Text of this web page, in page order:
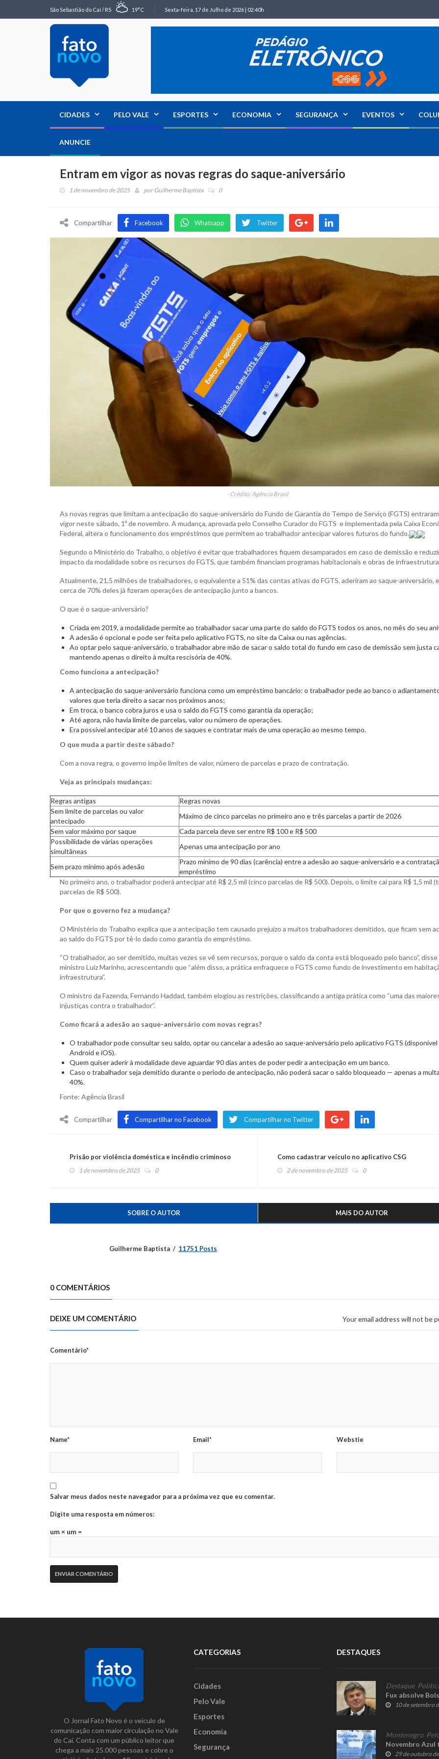
São Sebastião do Caí / RS 19°C Sexta-feira, 17 de Julho de 2026 | 02:40h
CIDADES PELO VALE ESPORTES ECONOMIA SEGURANÇA EVENTOS
ANUNCIE
Entram em vigor as novas regras do saque-aniversário
1 de novembro de 2025 porGuilherme Baptista 0
Compartilhar Facebook Whatsapp Twitter
- Crédito: Agência Brasil
As novas regras que limitam a antecipação do saque-aniversário do Fundo de Garantia do Tempo de Serviço (FGTS)
vigor neste sábado, 1º de novembro. A mudança, aprovada pelo Conselho Curador do FGTS e implementada pela Caixa
Federal, altera o funcionamento dos empréstimos que permitem ao trabalhador antecipar valores futuros do fundo.
Segundo o Ministério do Trabalho, o objetivo é evitar que trabalhadores fiquem desamparados em caso de demissão e
impacto da modalidade sobre os recursos do FGTS, que também financiam programas habitacionais e obras de
Atualmente, 21,5 milhões de trabalhadores, o equivalente a 51% das contas ativas do FGTS, aderiram ao saque-aniversário, e
cerca de 70% deles já fizeram operações de antecipação junto a bancos.
O que é o saque-aniversário?
Criada em 2019, a modalidade permite ao trabalhador sacar uma parte do saldo do FGTS todos os anos, no mês do seu
A adesão é opcional e pode ser feita pelo aplicativo FGTS, no site da Caixa ou nas agências.
Ao optar pelo saque-aniversário, o trabalhador abre mão de sacar o saldo total do fundo em caso de demissão sem justa
mantendo apenas o direito à multa rescisória de 40%.
Como funciona a antecipação?
A antecipação do saque-aniversário funciona como um empréstimo bancário: o trabalhador pede ao banco o
valores que teria direito a sacar nos próximos anos;
Em troca, o banco cobra juros e usa o saldo do FGTS como garantia da operação;
Até agora, não havia limite de parcelas, valor ou número de operações.
Era possível antecipar até 10 anos de saques e contratar mais de uma operação ao mesmo tempo.
O que muda a partir deste sábado?
Com a nova regra, o governo impõe limites de valor, número de parcelas e prazo de contratação.
Veja as principais mudanças:
Regras antigas
Regras novas
Sem limite de parcelas ou valor
antecipado
Máximo de cinco parcelas no primeiro ano e três parcelas a partir de 2026
Sem valor máximo por saque
Cada parcela deve ser entre R$ 100 e R$ 500
Possibilidade de várias operações
simultâneas
Apenas uma antecipação por ano
Sem prazo mínimo após adesão
Prazo mínimo de 90 dias (carência) entre a adesão ao saque-aniversário e a
empréstimo
No primeiro ano, o trabalhador poderá antecipar até R$ 2,5 mil (cinco parcelas de R$ 500). Depois, o limite cai para R$ 1,5 mil
parcelas de R$ 500).
Por que o governo fez a mudança?
O Ministério do Trabalho explica que a antecipação tem causado prejuízo a muitos trabalhadores demitidos, que ficam sem
ao saldo do FGTS por tê-lo dado como garantia do empréstimo.
“O trabalhador, ao ser demitido, muitas vezes se vê sem recursos, porque o saldo da conta está bloqueado pelo banco”, disse
ministro Luiz Marinho, acrescentando que “além disso, a prática enfraquece o FGTS como fundo de investimento em
infraestrutura”.
O ministro da Fazenda, Fernando Haddad, também elogiou as restrições, classificando a antiga prática como “uma das
injustiças contra o trabalhador”.
Como ficará a adesão ao saque-aniversário com novas regras?
O trabalhador pode consultar seu saldo, optar ou cancelar a adesão ao saque-aniversário pelo aplicativo FGTS (disponível
Android e iOS).
Quem quiser aderir à modalidade deve aguardar 90 dias antes de poder pedir a antecipação em um banco.
Caso o trabalhador seja demitido durante o período de antecipação, não poderá sacar o saldo bloqueado — apenas a
40%.
Fonte: Agência Brasil
Compartilhar Compartilhar no Facebook Compartilhar no Twitter
Prisão por violência doméstica e incêndio criminoso
1 de novembro de 2025 0
Como cadastrar veículo no aplicativo CSG
2 de novembro de 2025 0
SOBRE O AUTOR MAIS DO AUTOR
Guilherme Baptista 11751 Posts
0 COMENTÁRIOS
DEIXE UM COMENTÁRIO Your email address will not be
Comentário*
Name* Email* Webstie
Salvar meus dados neste navegador para a próxima vez que eu comentar.
Digite uma resposta em números:
um × um =
O Jornal Fato Novo é o veículo de
comunicação com maior circulação no Vale
do Caí. Conta com um público leitor que
chega a mais 25.000 pessoas e cobre o
CATEGORIAS
Cidades
Pelo Vale
Esportes
Economia
Segurança
DESTAQUES
Destaque,
Fux absolve
10 de setembro
Montenegro
Novembro Azul
29 de outubro